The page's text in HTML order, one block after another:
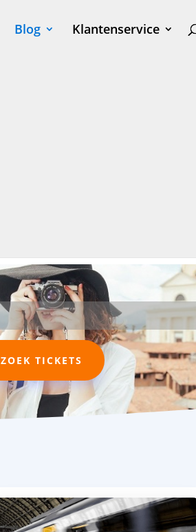
Blog Klantenservice
ZOEK TICKETS